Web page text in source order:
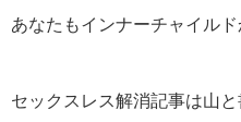
あなたもインナーチャイルド
セックスレス解消記事は山